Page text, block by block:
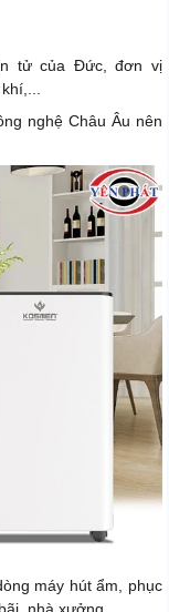
tử của Đức, đơn vị
nghệ Châu Âu nên
máy hút ẩm, phục